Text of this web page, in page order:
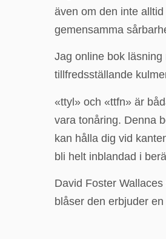
även om den inte
gemensamma
Jag online bok
tillfredsställande
«ttyl» och «ttfn» är
vara tonåring. Denna
kan hålla dig vid
bli helt inblandad i
David Foster
blåser den erbjuder